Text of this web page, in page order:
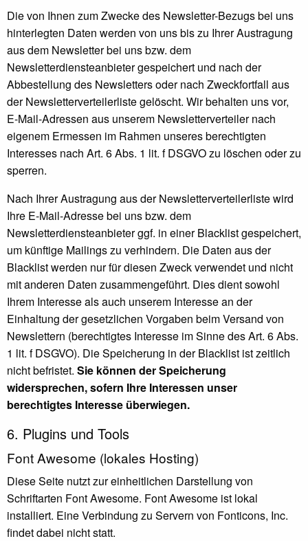
Die von Ihnen zum Zwecke des Newsletter-Bezugs bei uns
hinterlegten Daten werden von uns bis zu Ihrer Austragung
aus dem Newsletter bei uns bzw. dem
Newsletterdiensteanbieter gespeichert und nach der
Abbestellung des Newsletters oder nach Zweckfortfall aus
der Newsletterverteilerliste gelöscht. Wir behalten uns vor,
E-Mail-Adressen aus unserem Newsletterverteiler nach
eigenem Ermessen im Rahmen unseres berechtigten
Interesses nach Art. 6 Abs. 1 lit. f DSGVO zu löschen oder zu
sperren.
Nach Ihrer Austragung aus der Newsletterverteilerliste wird
Ihre E-Mail-Adresse bei uns bzw. dem
Newsletterdiensteanbieter ggf. in einer Blacklist gespeichert,
um künftige Mailings zu verhindern. Die Daten aus der
Blacklist werden nur für diesen Zweck verwendet und nicht
mit anderen Daten zusammengeführt. Dies dient sowohl
Ihrem Interesse als auch unserem Interesse an der
Einhaltung der gesetzlichen Vorgaben beim Versand von
Newslettern (berechtigtes Interesse im Sinne des Art. 6 Abs.
1 lit. f DSGVO). Die Speicherung in der Blacklist ist zeitlich
nicht befristet. Sie können der Speicherung
widersprechen, sofern Ihre Interessen unser
berechtigtes Interesse überwiegen.
6. Plugins und Tools
Font Awesome (lokales Hosting)
Diese Seite nutzt zur einheitlichen Darstellung von
Schriftarten Font Awesome. Font Awesome ist lokal
installiert. Eine Verbindung zu Servern von Fonticons, Inc.
findet dabei nicht statt.